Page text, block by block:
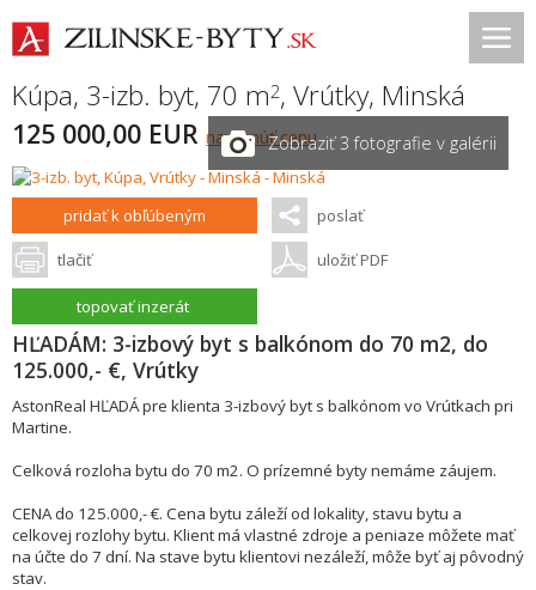
Kúpa, 3-izb. byt, 70 m2, Vrútky, Minská
125 000,00 EUR navrhnúť cenuZobraziť 3 fotografie v galérii
pridať k obľúbeným poslať
tlačiť uložiť PDF
topovať inzerát
HĽADÁM: 3-izbový byt s balkónom do 70 m2, do
125.000,- €, Vrútky
AstonReal HĽADÁ pre klienta 3-izbový byt s balkónom vo Vrútkach pri
Martine.
Celková rozloha bytu do 70 m2. O prízemné byty nemáme záujem.
CENA do 125.000,- €. Cena bytu záleží od lokality, stavu bytu a
celkovej rozlohy bytu. Klient má vlastné zdroje a peniaze môžete mať
na účte do 7 dní. Na stave bytu klientovi nezáleží, môže byť aj pôvodný
stav.